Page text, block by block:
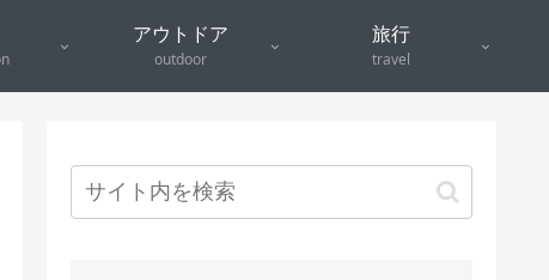
アウトドア
outdoor
旅行
travel